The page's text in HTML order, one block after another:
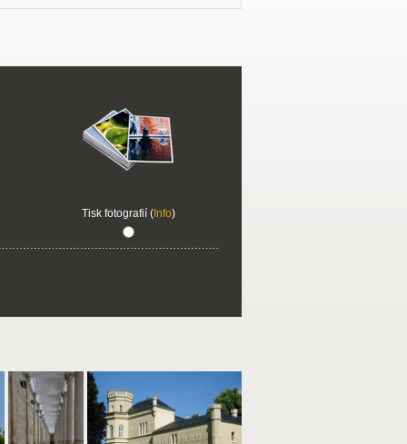
Tisk fotografií (Info)